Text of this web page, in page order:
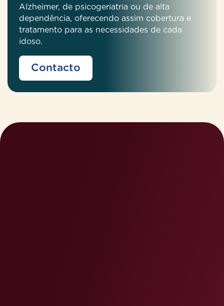
Alzheimer, de psicogeriatria ou de alta
dependência, oferecendo assim cobertura e
tratamento para as necessidades de cada
idoso.
Contacto